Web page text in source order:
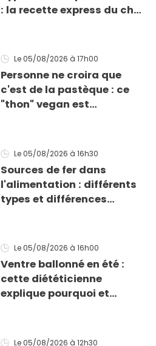
: la recette express du chef
grillades
Le 05/08/2026 à 17h00
Personne ne croira que
c'est de la pastèque : ce
"thon" vegan est
Le 05/08/2026 à 16h30
Sources de fer dans
l'alimentation : différents
types et différences
Le 05/08/2026 à 16h00
Ventre ballonné en été :
cette diététicienne
explique pourquoi et
Le 05/08/2026 à 12h30